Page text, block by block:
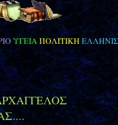
ΥΓΕΙΑΠΟΛΙΤΙΚΗ